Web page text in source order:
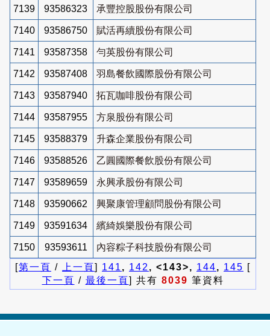
7139 93586323 承豐控股股份有限公司
7140 93586750 賦活再續股份有限公司
7141 93587358 勻英股份有限公司
7142 93587408 羽島餐飲國際股份有限公司
7143 93587940 拓瓦咖啡股份有限公司
7144 93587955 方泉股份有限公司
7145 93588379 升森企業股份有限公司
7146 93588526 乙圓國際餐飲股份有限公司
7147 93589659 永興承股份有限公司
7148 93590662 興聚康管理顧問股份有限公司
7149 93591634 繽綺娛樂股份有限公司
7150 93593611
內容粽子科技股份有限公司
[第一頁 / 上一頁] 141 , 142 , <143>, 144, 145 [
下一頁 / 最後一頁] 共有 8039 筆資料